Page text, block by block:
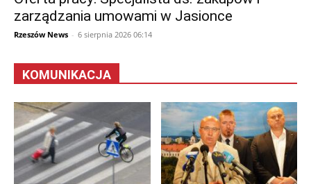
zarządzania umowami w Jasionce
Rzeszów News - 6 sierpnia 2026 06:14
KOMUNIKACJA